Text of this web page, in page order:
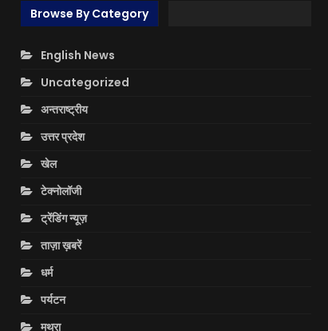
Browse By Category
English News
Uncategorized
अन्तराष्ट्रीय
उत्तर प्रदेश
खेल
टेक्नोलॉजी
ट्रेंडिंग न्यूज़
ताज़ा ख़बरें
धर्म
पर्यटन
मथुरा